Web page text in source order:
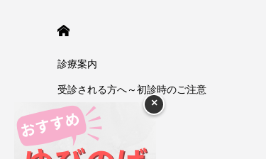
診療案内
受診される方へ～初診時のご注意
今井一彰 院長紹介
あいうべ体操
×